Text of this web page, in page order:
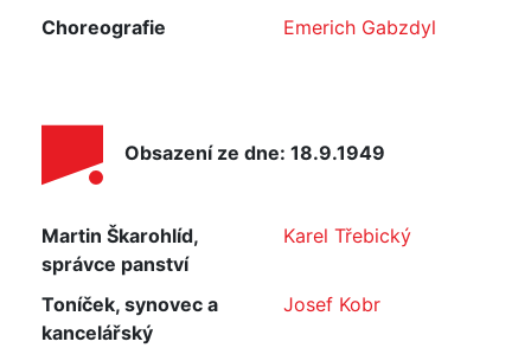
Choreografie
Emerich Gabzdyl
Obsazení ze dne: 18.9.1949
Martin Škarohlíd,
správce panství
Karel Třebický
Toníček, synovec a
kancelářský
Josef Kobr